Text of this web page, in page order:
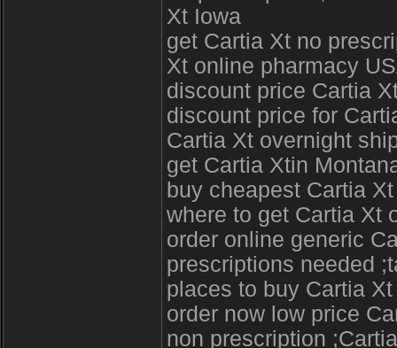
Xt Iowa
get Cartia Xt no
Xt online pharmacy
discount price Cartia
discount price for
Cartia Xt overnight
get Cartia Xtin
buy cheapest Cartia
where to get Cartia Xt
order online generic
prescriptions needed
places to buy Cartia
order now low price
non prescription